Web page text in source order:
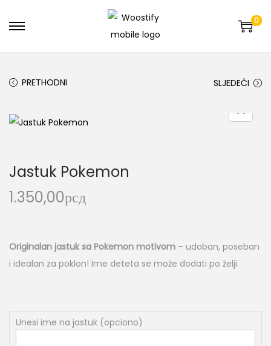
0
PRETHODNI SLJEDEĆI
Jastuk Pokemon
1.350,00рсд
Originalan jastuk sa Pokemon motivom – udoban, poseban
i idealan za poklon! Ime deteta se može dodati po želji.
Unesi ime na jastuk (opciono)